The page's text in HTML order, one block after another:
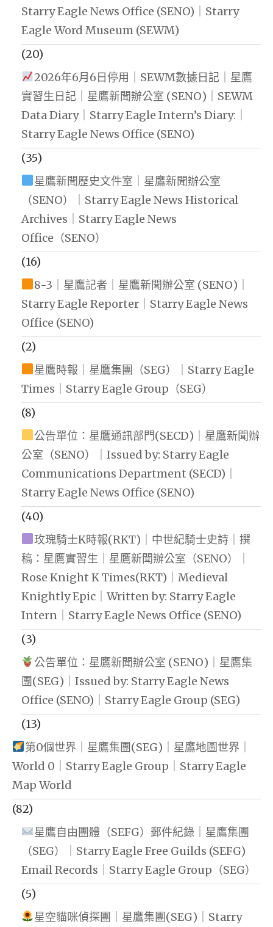
Starry Eagle News Office (SENO)｜Starry
Eagle Word Museum (SEWM)
(20)
2026年6月6日停用｜SEWM數據日記｜星鷹
實習生日記｜星鷹新聞辦公室 (SENO)｜SEWM
Data Diary｜Starry Eagle Intern’s Diary:｜
Starry Eagle News Office (SENO)
(35)
星鷹新聞歷史文件室｜星鷹新聞辦公室
（SENO）｜Starry Eagle News Historical
Archives｜Starry Eagle News
Office（SENO）
(16)
8-3｜星鷹記者｜星鷹新聞辦公室 (SENO)｜
Starry Eagle Reporter｜Starry Eagle News
Office (SENO)
(2)
星鷹時報｜星鷹集團（SEG）｜Starry Eagle
Times｜Starry Eagle Group（SEG）
(8)
公告單位：星鷹通訊部門(SECD)｜星鷹新聞辦
公室（SENO）｜Issued by: Starry Eagle
Communications Department (SECD)｜
Starry Eagle News Office (SENO)
(40)
玫瑰騎士K時報(RKT)｜中世紀騎士史詩｜撰
稿：星鷹實習生｜星鷹新聞辦公室（SENO）｜
Rose Knight K Times(RKT)｜Medieval
Knightly Epic｜Written by: Starry Eagle
Intern｜Starry Eagle News Office (SENO)
(3)
公告單位：星鷹新聞辦公室 (SENO)｜星鷹集
團(SEG)｜Issued by: Starry Eagle News
Office (SENO)｜Starry Eagle Group (SEG)
(13)
第0個世界｜星鷹集團(SEG)｜星鷹地圖世界｜
World 0｜Starry Eagle Group｜Starry Eagle
Map World
(82)
星鷹自由團體（SEFG）郵件紀錄｜星鷹集團
（SEG）｜Starry Eagle Free Guilds (SEFG)
Email Records｜Starry Eagle Group（SEG）
(5)
星空貓咪偵探團｜星鷹集團(SEG)｜Starry